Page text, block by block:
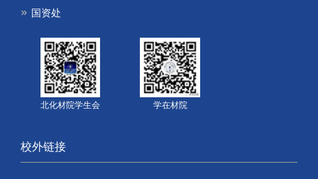
国资处
北化材院学生会 学在材院
校外链接